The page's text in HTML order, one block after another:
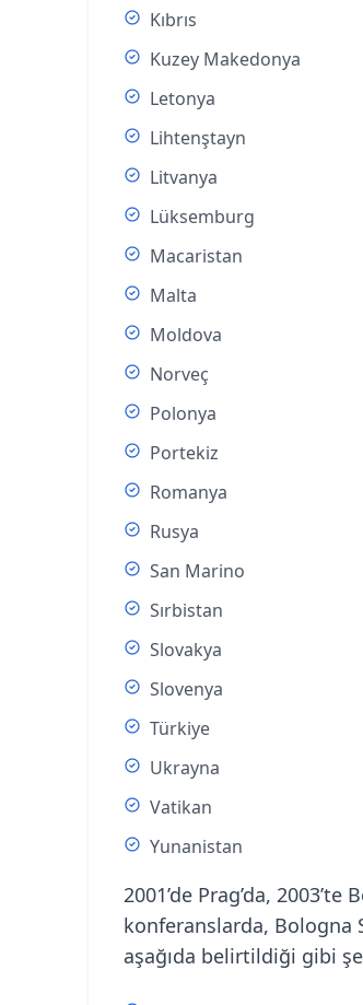
Kıbrıs
Kuzey Makedonya
Letonya
Lihtenştayn
Litvanya
Lüksemburg
Macaristan
Malta
Moldova
Norveç
Polonya
Portekiz
Romanya
Rusya
San Marino
Sırbistan
Slovakya
Slovenya
Türkiye
Ukrayna
Vatikan
Yunanistan
2001’de Prag’da,
konferanslarda, Bologna
aşağıda belirtildiği gibi